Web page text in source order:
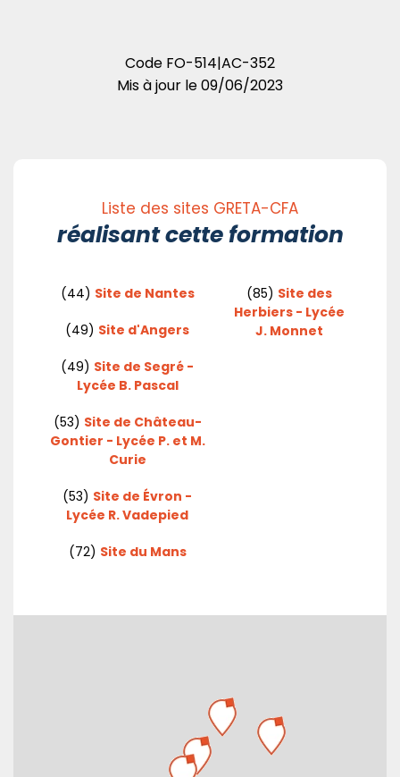
Code FO-514|AC-352
Mis à jour le09/06/2023
Liste des sites GRETA-CFA
réalisant cette formation
(44) Site de Nantes
(49) Site d'Angers
(49) Site de Segré -
Lycée B. Pascal
(53) Site de Château-
Gontier - Lycée P. et M.
Curie
(53) Site de Évron -
Lycée R. Vadepied
(72) Site du Mans
(85) Site des
Herbiers - Lycée
J. Monnet